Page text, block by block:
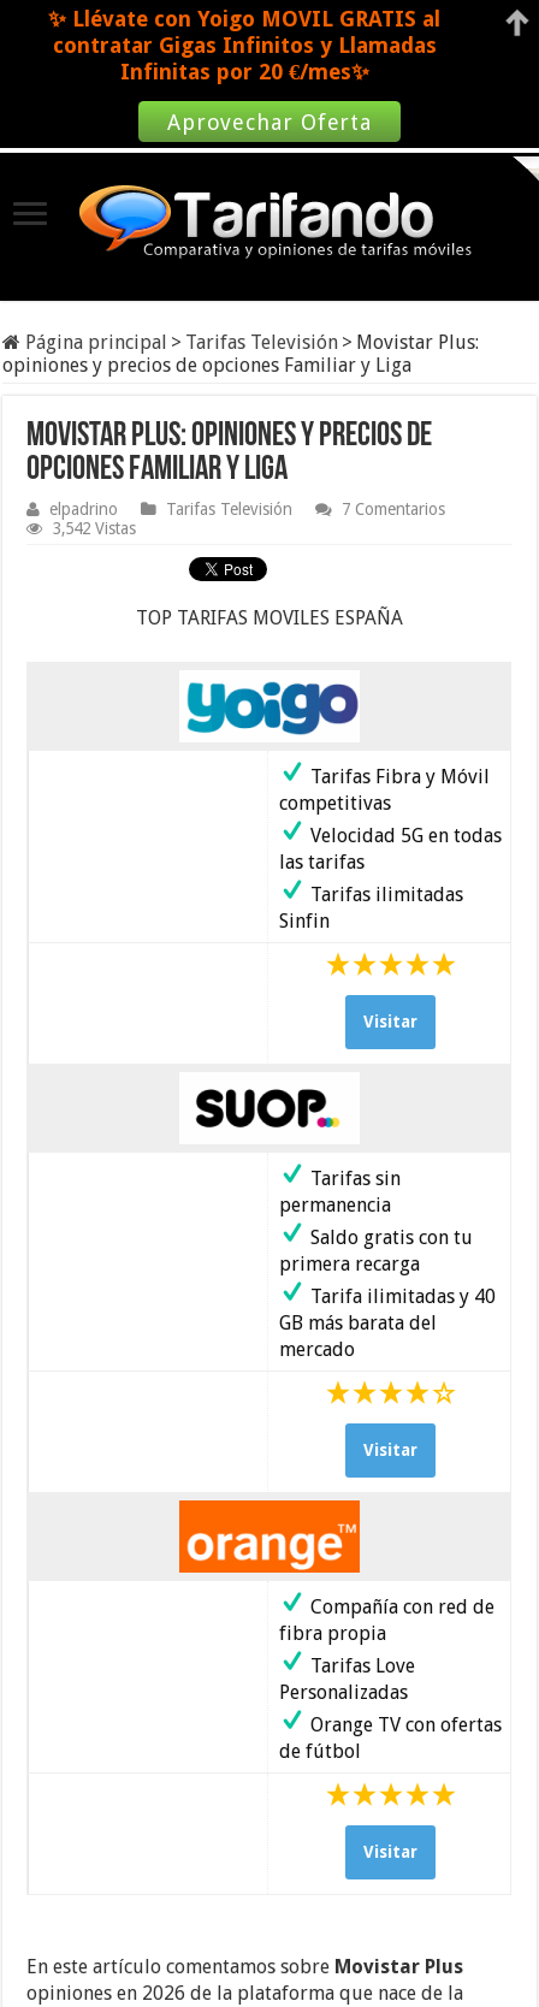
Página principal > Tarifas Televisión > Movistar Plus:
opiniones y precios de opciones Familiar y Liga
Movistar Plus: opiniones y precios de
opciones Familiar y Liga
elpadrino Tarifas Televisión
7 Comentarios
3,542 Vistas
TOP TARIFAS MOVILES ESPAÑA
Tarifas Fibra y Móvil
competitivas
Velocidad 5G en todas
las tarifas
Tarifas ilimitadas
Sinfin
Visitar
Tarifas sin
permanencia
Saldo gratis con tu
primera recarga
Tarifa ilimitadas y 40
GB más barata del
mercado
Visitar
Compañía con red de
fibra propia
Tarifas Love
Personalizadas
Orange TV con ofertas
de fútbol
Visitar
En este artículo comentamos sobre Movistar Plus
opiniones en 2026 de la plataforma que nace de la
✨ Llévate con Yoigo MOVIL GRATIS al
contratar Gigas Infinitos y Llamadas
Infinitas por 20 €/mes✨
Aprovechar Oferta